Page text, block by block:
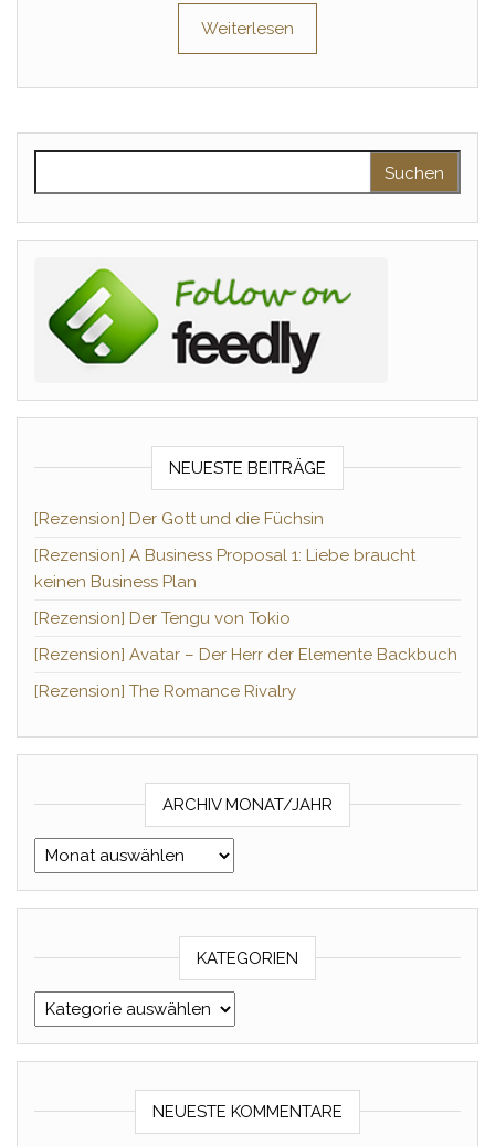
Weiterlesen
NEUESTE BEITRÄGE
[Rezension] Der Gott und die Füchsin
[Rezension] A Business Proposal 1: Liebe braucht
keinen Business Plan
[Rezension] Der Tengu von Tokio
[Rezension] Avatar – Der Herr der Elemente Backbuch
[Rezension] The Romance Rivalry
ARCHIV MONAT/JAHR
Archiv Monat/Jahr
KATEGORIEN
Kategorien
NEUESTE KOMMENTARE